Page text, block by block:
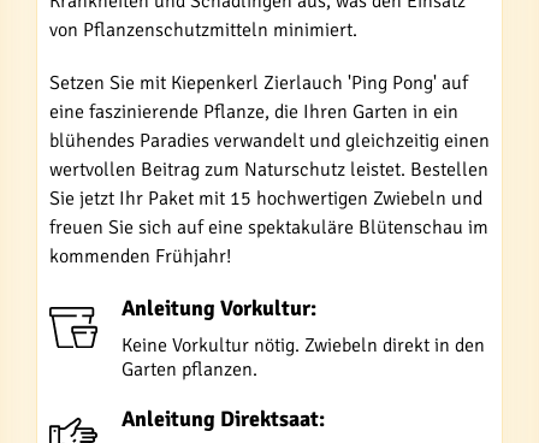
von Pflanzenschutzmitteln minimiert.
Setzen Sie mit Kiepenkerl Zierlauch 'Ping Pong' auf
eine faszinierende Pflanze, die Ihren Garten in ein
blühendes Paradies verwandelt und gleichzeitig einen
wertvollen Beitrag zum Naturschutz leistet. Bestellen
Sie jetzt Ihr Paket mit 15 hochwertigen Zwiebeln und
freuen Sie sich auf eine spektakuläre Blütenschau im
kommenden Frühjahr!
Anleitung Vorkultur:
Keine Vorkultur nötig. Zwiebeln direkt in den
Garten pflanzen.
Anleitung Direktsaat: